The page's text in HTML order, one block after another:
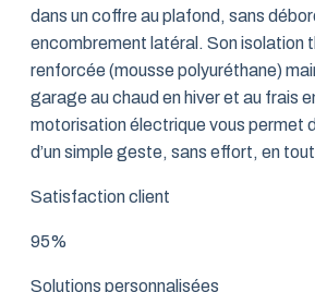
dans un coffre au plafond, sans
encombrement latéral. Son isolation
renforcée (mousse polyuréthane)
garage au chaud en hiver et au frais
motorisation électrique vous permet
d’un simple geste, sans effort, en
Satisfaction client
95%
Solutions personnalisées